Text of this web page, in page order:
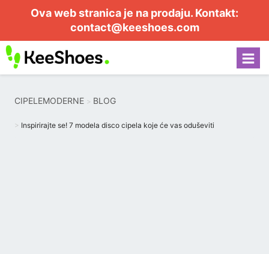
Ova web stranica je na prodaju. Kontakt:
contact@keeshoes.com
CIPELEMODERNE BLOG
Inspirirajte se! 7 modela disco cipela koje će vas oduševiti